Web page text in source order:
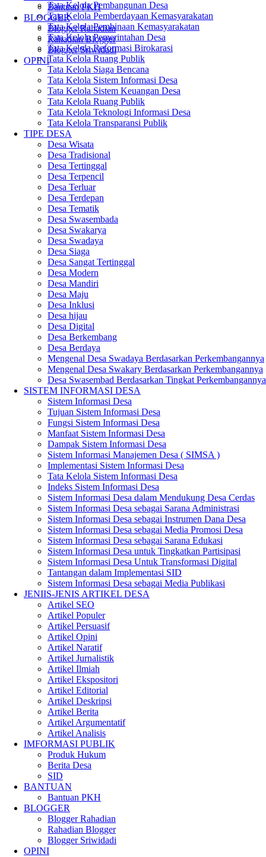
Bantuan PKH
BLOGGER
Blogger Rahadian
Rahadian Blogger
Blogger Sriwidadi
OPINI
Tata Kelola Pembangunan Desa
Tata Kelola Pemberdayaan Kemasyarakatan
Tata Kelola Pembinaan Kemasyarakatan
Tata Kelola Pemerintahan Desa
Tata Kelola Reformasi Birokarasi
Tata Kelola Ruang Publik
Tata Kelola Siaga Bencana
Tata Kelola Sistem Informasi Desa
Tata Kelola Sistem Keuangan Desa
Tata Kelola Ruang Publik
Tata Kelola Teknologi Informasi Desa
Tata Kelola Transparansi Publik
TIPE DESA
Desa Wisata
Desa Tradisional
Desa Tertinggal
Desa Terpencil
Desa Terluar
Desa Terdepan
Desa Tematik
Desa Swasembada
Desa Swakarya
Desa Swadaya
Desa Siaga
Desa Sangat Tertinggal
Desa Modern
Desa Mandiri
Desa Maju
Desa Inklusi
Desa hijau
Desa Digital
Desa Berkembang
Desa Berdaya
Mengenal Desa Swadaya Berdasarkan Perkembangannya
Mengenal Desa Swakary Berdasarkan Perkembangannya
Desa Swasembad Berdasarkan Tingkat Perkembangannya
SISTEM INFORMASI DESA
Sistem Informasi Desa
Tujuan Sistem Informasi Desa
Fungsi Sistem Informasi Desa
Manfaat Sistem Informasi Desa
Dampak Sistem Informasi Desa
Sistem Informasi Manajemen Desa ( SIMSA )
Implementasi Sistem Informasi Desa
Tata Kelola Sistem Informasi Desa
Indeks Sistem Informasi Desa
Sistem Informasi Desa dalam Mendukung Desa Cerdas
Sistem Informasi Desa sebagai Sarana Administrasi
Sistem Informasi Desa sebagai Instrumen Dana Desa
Sistem Informasi Desa sebagai Media Promosi Desa
Sistem Informasi Desa sebagai Sarana Edukasi
Sistem Informasi Desa untuk Tingkatkan Partisipasi
Sistem Informasi Desa Untuk Transformasi Digital
Tantangan dalam Implementasi SID
Sistem Informasi Desa sebagai Media Publikasi
JENIIS-JENIS ARTIKEL DESA
Artikel SEO
Artikel Populer
Artikel Persuasif
Artikel Opini
Artikel Naratif
Artikel Jurnalistik
Artikel Ilmiah
Artikel Ekspositori
Artikel Editorial
Artikel Deskripsi
Artikel Berita
Artikel Argumentatif
Artikel Analisis
IMFORMASI PUBLIK
Produk Hukum
Berita Desa
SID
BANTUAN
Bantuan PKH
BLOGGER
Blogger Rahadian
Rahadian Blogger
Blogger Sriwidadi
OPINI